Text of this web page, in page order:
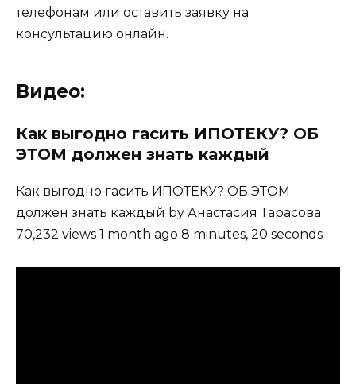
телефонам или оставить заявку на
консультацию онлайн.
Видео:
Как выгодно гасить ИПОТЕКУ? ОБ
ЭТОМ должен знать каждый
Как выгодно гасить ИПОТЕКУ? ОБ ЭТОМ
должен знать каждый by Анастасия Тарасова
70,232 views 1 month ago 8 minutes, 20 seconds